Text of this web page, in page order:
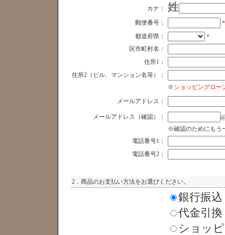
カナ： 姓
郵便番号：
*
都道府県：
*
区市町村名：
住所1：
住所2（ビル、マンション名等）：
※ショッピングロー
メールアドレス：
メールアドレス（確認）：
※確認のためにもう
電話番号1：
電話番号2：
2．商品のお支払い方法をお選びください。
銀行振込
代金引
ショッ